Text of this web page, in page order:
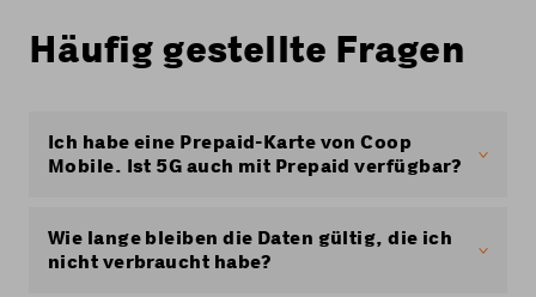
Häufig gestellte Fragen
Ich habe eine Prepaid-Karte von Coop
Mobile. Ist 5G auch mit Prepaid verfügbar?
verfügbar.
Wie lange bleiben die Daten gültig, die ich
nicht verbraucht habe?